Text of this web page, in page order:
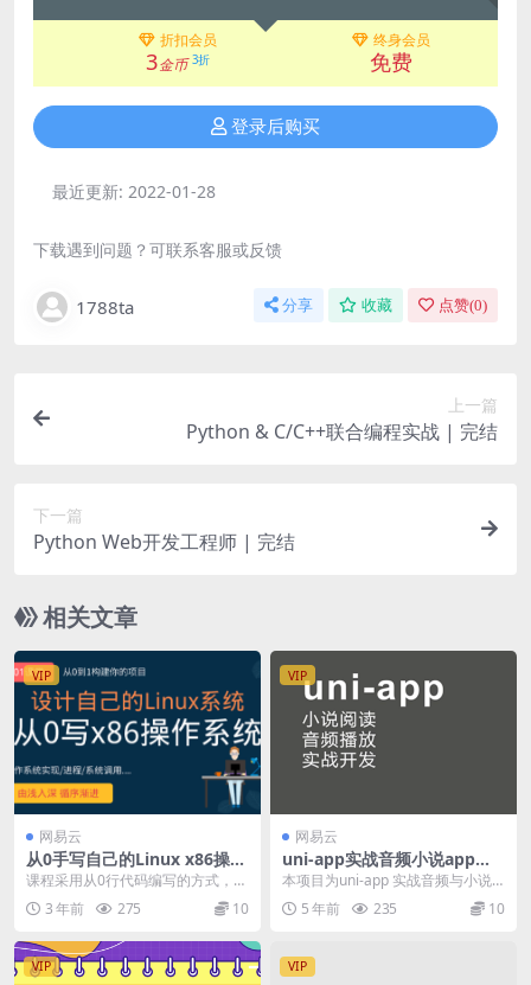
折扣会员
3金币 3折
终身会员
免费
登录后购买
最近更新: 2022-01-28
下载遇到问题？可联系客服或反馈
1788ta 分享 收藏 点赞(0)
上一篇
Python & C/C++联合编程实战 | 完结
下一篇
Python Web开发工程师 | 完结
相关文章
VIP
网易云
从0手写自己的Linux x86操作
系统
课程采用从0行代码编写的方式，教
你如何写一个类似（非相同）Linux
0.11的...
3 年前 275 10
VIP
网易云
uni-app实战音频小说app小
程序 | 完结
本项目为uni-app 实战音频与小说
阅读器app、小程序和H5开发 〖资
源截图...
5 年前 235 10
VIP VIP